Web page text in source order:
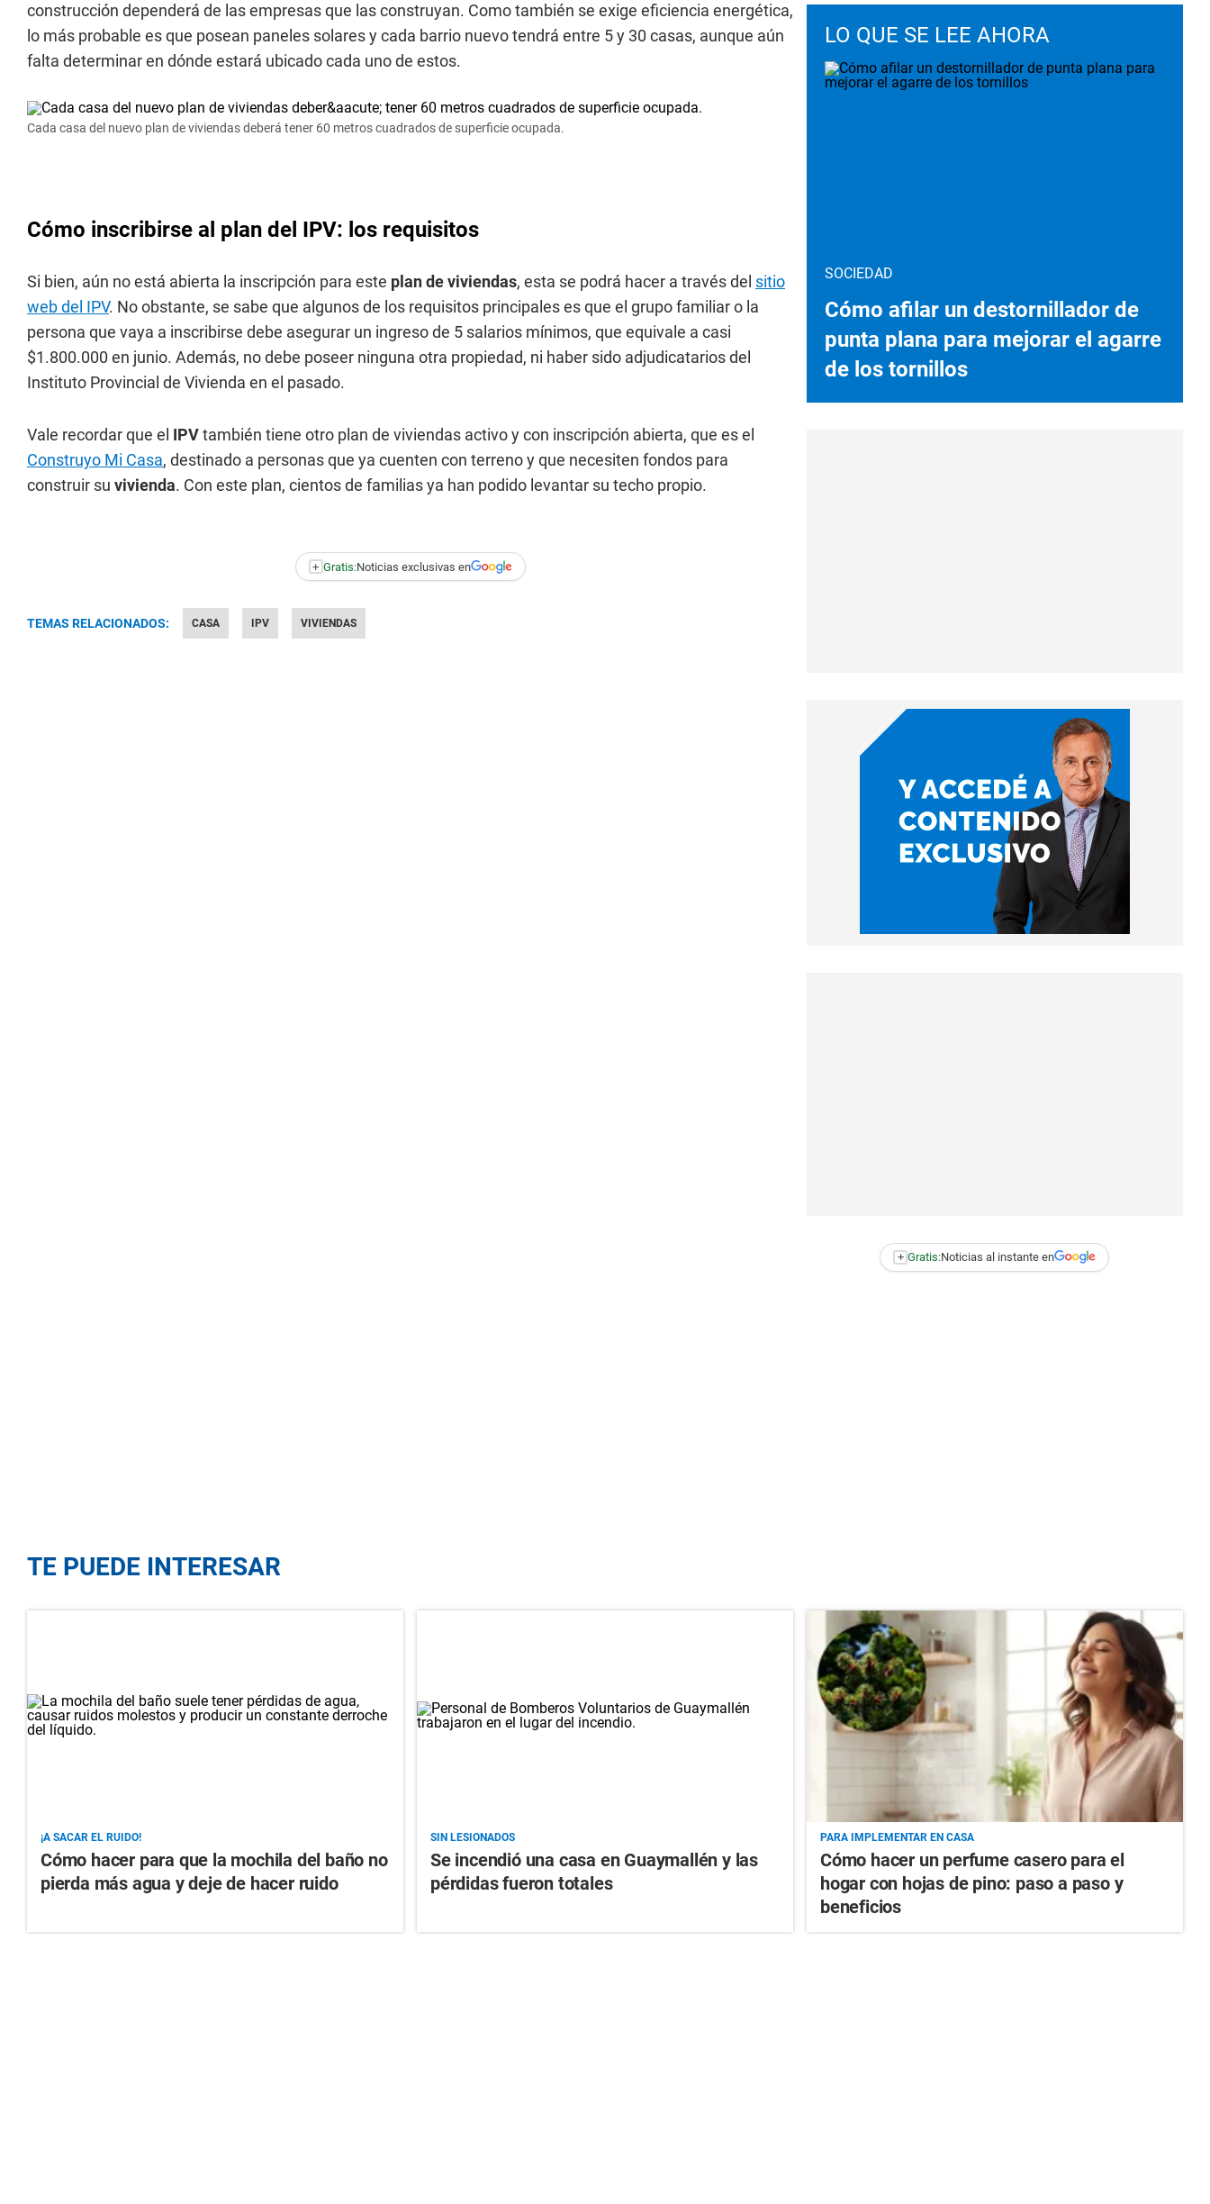
construcción dependerá de las empresas que las construyan. Como también se exige eficiencia energética,
lo más probable es que posean paneles solares y cada barrio nuevo tendrá entre 5 y 30 casas, aunque aún
falta determinar en dónde estará ubicado cada uno de estos.
Cada casa del nuevo plan de viviendas deberá tener 60 metros cuadrados de superficie ocupada.
Cómo inscribirse al plan del IPV: los requisitos
Si bien, aún no está abierta la inscripción para este plan de viviendas, esta se podrá hacer a través del sitio
web del IPV. No obstante, se sabe que algunos de los requisitos principales es que el grupo familiar o la
persona que vaya a inscribirse debe asegurar un ingreso de 5 salarios mínimos, que equivale a casi
$1.800.000 en junio. Además, no debe poseer ninguna otra propiedad, ni haber sido adjudicatarios del
Instituto Provincial de Vivienda en el pasado.
Vale recordar que el IPVtambién tiene otro plan de viviendas activo y con inscripción abierta, que es el
Construyo Mi Casa, destinado a personas que ya cuenten con terreno y que necesiten fondos para
construir su vivienda. Con este plan, cientos de familias ya han podido levantar su techo propio.
+ Gratis:Noticias exclusivas en
TEMAS RELACIONADOS: CASA IPV VIVIENDAS
LO QUE SE LEE AHORA
SOCIEDAD
Cómo afilar un destornillador de
punta plana para mejorar el agarre
de los tornillos
+ Gratis:Noticias al instante en
TE PUEDE INTERESAR
¡A SACAR EL RUIDO!
Cómo hacer para que la mochila del baño no
pierda más agua y deje de hacer ruido
SIN LESIONADOS
Se incendió una casa en Guaymallén y las
pérdidas fueron totales
PARA IMPLEMENTAR EN CASA
Cómo hacer un perfume casero para el
hogar con hojas de pino: paso a paso y
beneficios